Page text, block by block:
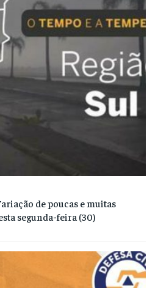
de poucas e muitas
segunda-feira (30)